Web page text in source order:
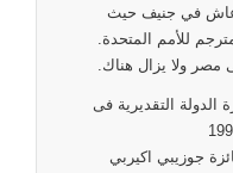
1995 عاش في جنيف حيث
للأمم المتحدة.
مصر ولا يزال هناك.
الدولة التقديرية فى
جوزيبي اكيربي